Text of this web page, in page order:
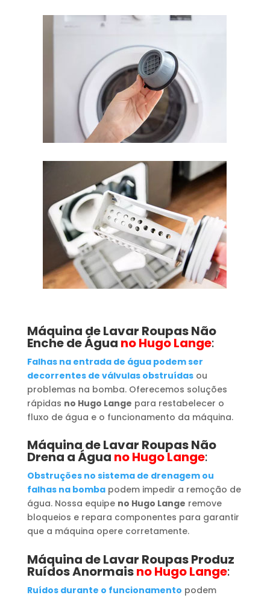
Máquina de Lavar RoupasNão
Enche de Água no Hugo Lange:
Falhas na entrada de água podem ser
decorrentes de válvulas obstruídasou
problemas na bomba. Oferecemos soluções
rápidas no Hugo Lange para restabelecer o
fluxo de água e o funcionamento da máquina.
Máquina de Lavar RoupasNão
Drena a Água no Hugo Lange:
Obstruções no sistema de drenagem ou
falhas na bombapodem impedir a remoção de
água. Nossa equipe no Hugo Lange remove
bloqueios e repara componentes para garantir
que a máquina opere corretamente.
Máquina de Lavar RoupasProduz
Ruídos Anormaisno Hugo Lange:
Ruídos durante o funcionamento podem